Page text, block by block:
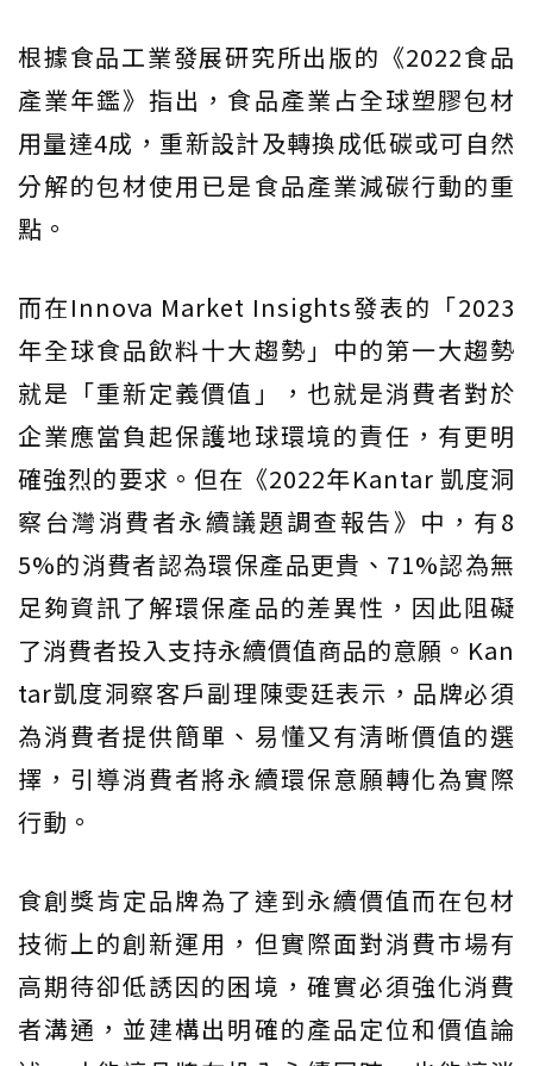
根據食品工業發展研究所出版的《2022食品
產業年鑑》指出，食品產業占全球塑膠包材
用量達4成，重新設計及轉換成低碳或可自然
分解的包材使用已是食品產業減碳行動的重
點。
而在Innova Market Insights發表的「2023
年全球食品飲料十大趨勢」中的第一大趨勢
就是「重新定義價值」，也就是消費者對於
企業應當負起保護地球環境的責任，有更明
確強烈的要求。但在《2022年Kantar 凱度洞
察台灣消費者永續議題調查報告》中，有8
5%的消費者認為環保產品更貴、71%認為無
足夠資訊了解環保產品的差異性，因此阻礙
了消費者投入支持永續價值商品的意願。Kan
tar凱度洞察客戶副理陳雯廷表示，品牌必須
為消費者提供簡單、易懂又有清晰價值的選
擇，引導消費者將永續環保意願轉化為實際
行動。
食創獎肯定品牌為了達到永續價值而在包材
技術上的創新運用，但實際面對消費市場有
高期待卻低誘因的困境，確實必須強化消費
者溝通，並建構出明確的產品定位和價值論